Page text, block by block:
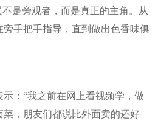
是旁观者，而是真正的主角。从
手把手指导，直到做出色香味俱
：“我之前在网上看视频学，做
，朋友们都说比外面卖的还好